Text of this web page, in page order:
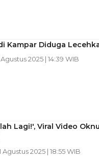
Kampar Diduga
2025 | 14:39 WIB
Lagi!', Viral Video
Agustus 2025 | 18:55 WIB